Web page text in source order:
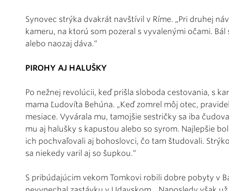
Synovec strýka dvakrát navštívil v Ríme. „Pri druhej
kameru, na ktorú som pozeral s vyvalenými očami.
alebo naozaj dáva.“
PIROHY AJ HALUŠKY
Po nežnej revolúcii, keď prišla sloboda cestovania, s
mama Ľudovíta Behúna. „Keď zomrel môj otec,
mesiace. Vyvárala mu, tamojšie sestričky sa iba
mu aj halušky s kapustou alebo so syrom. Najlepšie
ich pochvaľovali aj bohoslovci, čo tam študovali.
sa niekedy varil aj so šupkou.“
S pribúdajúcim vekom Tomkovi robili dobre pobyty v